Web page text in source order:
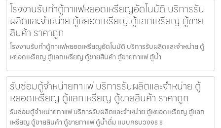
โรงงานรับทำตู้กาแฟหยอดเหรียญ​อัตโนมัติ บริการรับ
ผลิตและจำหน่าย ตู้หยอดเหรียญ ตู้แลกเหรียญ ตู้ขาย
สินค้า ราคาถูก
โรงงานรับทำตู้กาแฟหยอดเหรียญ​อัตโนมัติ บริการรับผลิตและจำหน่าย ตู้
หยอดเหรียญ ตู้แลกเหรียญ ตู้ขายสินค้า ตู้ขายกาแฟ ตู้น้ำ
รับซ่อมตู้จำหน่ายกาแฟ บริการรับผลิตและจำหน่าย ตู้
หยอดเหรียญ ตู้แลกเหรียญ ตู้ขายสินค้า ราคาถูก
รับซ่อมตู้จำหน่ายกาแฟ บริการรับผลิตและจำหน่าย ตู้หยอดเหรียญ ตู้แลก
เหรียญ ตู้ขายสินค้า ตู้ขายกาแฟ ตู้น้ำดื่ม แบบครบวงจร ร